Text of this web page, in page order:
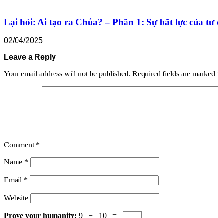
Lại hỏi: Ai tạo ra Chúa? – Phần 1: Sự bất lực của tư
02/04/2025
Leave a Reply
Your email address will not be published. Required fields are marked
Comment *
Name *
Email *
Website
Prove your humanity: 9 + 10 =